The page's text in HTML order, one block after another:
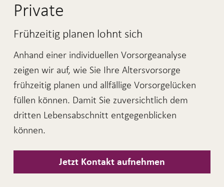
Private
Frühzeitig planen lohnt sich
Anhand einer individuellen Vorsorgeanalyse
zeigen wir auf, wie Sie Ihre Altersvorsorge
frühzeitig planen und allfällige Vorsorgelücken
füllen können. Damit Sie zuversichtlich dem
dritten Lebensabschnitt entgegenblicken
können.
Jetzt Kontakt aufnehmen